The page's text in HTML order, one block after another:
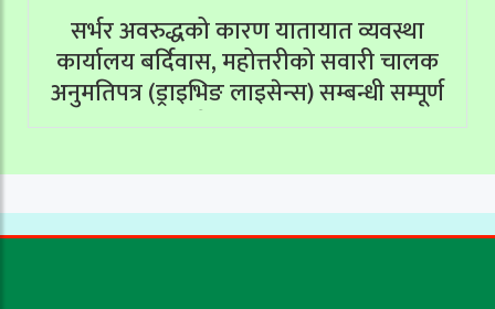
सर्भर अवरुद्धको कारण यातायात व्यवस्था
कार्यालय बर्दिवास, महोत्तरीको सवारी चालक
अनुमतिपत्र (ड्राइभिङ लाइसेन्स) सम्बन्धी सम्पूर्ण
सेवाहरू बन्द